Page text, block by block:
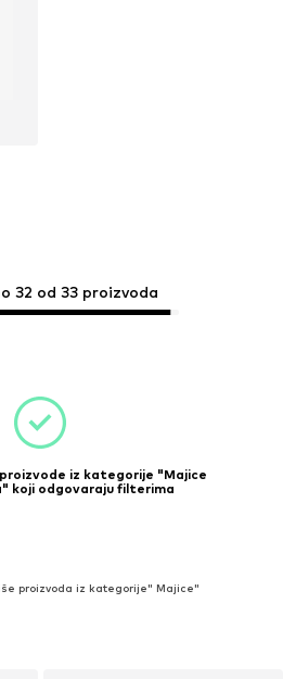
32 od 33 proizvoda
iz kategorije "Majice
koji odgovaraju filterima
proizvoda iz kategorije" Majice"